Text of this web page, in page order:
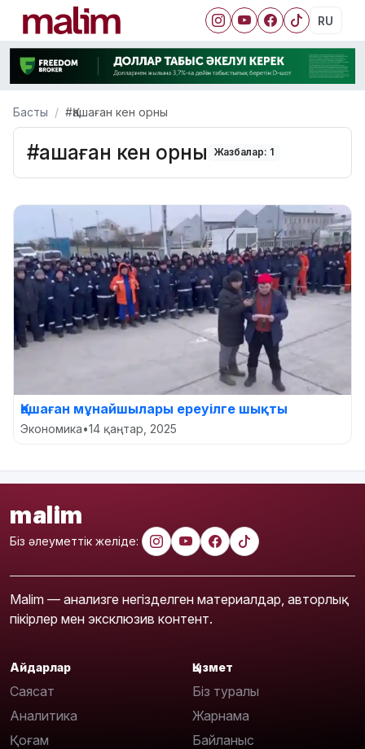
RU
Басты #Қашаған кен орны
#Қашаған кен орны Жазбалар: 1
Қашаған мұнайшылары ереуілге шықты
Экономика•14 қаңтар, 2025
malim
Біз әлеуметтік желіде:
Malim — анализге негізделген материалдар, авторлық
пікірлер мен эксклюзив контент.
Айдарлар
Саясат
Аналитика
Қоғам
Қызмет
Біз туралы
Жарнама
Байланыс